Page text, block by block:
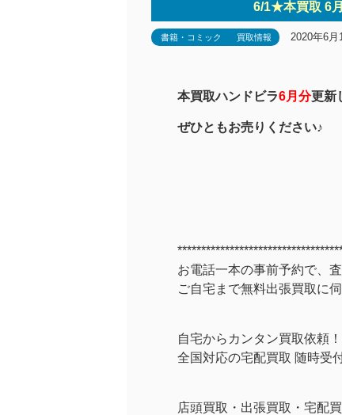
6/1★本買取 6
書籍・コミック 買取情報 2020年6月
本買取ハンドビラ6月分更新
ぜひともお売りください♪
お電話一本の事前予約で、
ご自宅まで無料出張買取に
自宅からカンタン買取依頼！
全国対応の宅配買取 随時受
店頭買取・出張買取・宅配